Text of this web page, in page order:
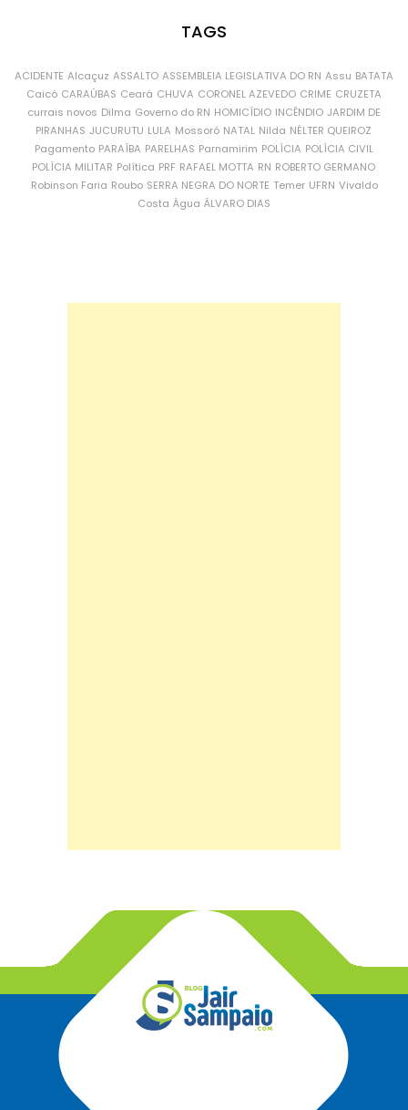
TAGS
ACIDENTE Alcaçuz ASSALTO ASSEMBLEIA LEGISLATIVA DO RN Assu BATATA
Caicó CARAÚBAS Ceará CHUVA CORONEL AZEVEDO CRIME CRUZETA
currais novos Dilma Governo do RN HOMICÍDIO INCÊNDIO JARDIM DE
PIRANHAS JUCURUTU LULA Mossoró NATAL Nilda NÉLTER QUEIROZ
Pagamento PARAÍBA PARELHAS Parnamirim POLÍCIA POLÍCIA CIVIL
POLÍCIA MILITAR Política PRF RAFAEL MOTTA RN ROBERTO GERMANO
Robinson Faria Roubo SERRA NEGRA DO NORTE Temer UFRN Vivaldo
Costa Água ÁLVARO DIAS